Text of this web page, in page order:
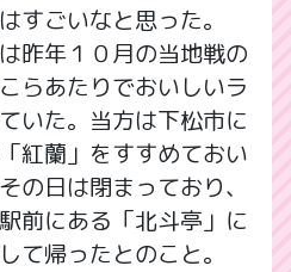
すごいなと思った。
昨年１０月の当地戦の
らあたりでおいしいラ
いた。当方は下松市に
紅蘭」をすすめておい
の日は閉まっており、
前にある「北斗亭」に
て帰ったとのこと。